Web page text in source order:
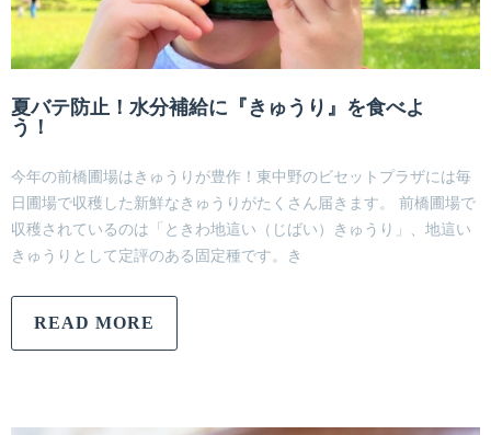
夏バテ防止！水分補給に『きゅうり』を食べよ
う！
今年の前橋圃場はきゅうりが豊作！東中野のビセットプラザには毎
日圃場で収穫した新鮮なきゅうりがたくさん届きます。 前橋圃場で
収穫されているのは「ときわ地這い（じばい）きゅうり」、地這い
きゅうりとして定評のある固定種です。き
READ MORE